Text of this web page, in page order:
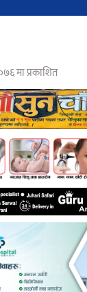
मा प्रकाशित